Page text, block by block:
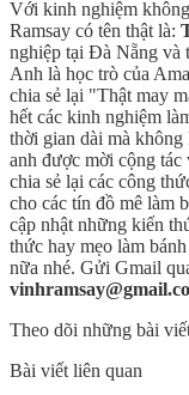
Với kinh nghiệm
Ramsay có tên thật là:
nghiệp tại Đà Nẵng và
Anh là học trò của
chia sẻ lại "Thật may
hết các kinh nghiệm
thời gian dài mà
anh được mời cộng tác
chia sẻ lại các công
cho các tín đồ mê làm
cập nhật những kiến
thức hay mẹo làm
nữa nhé. Gửi Gmail
Theo dõi những bài
Bài viết liên quan